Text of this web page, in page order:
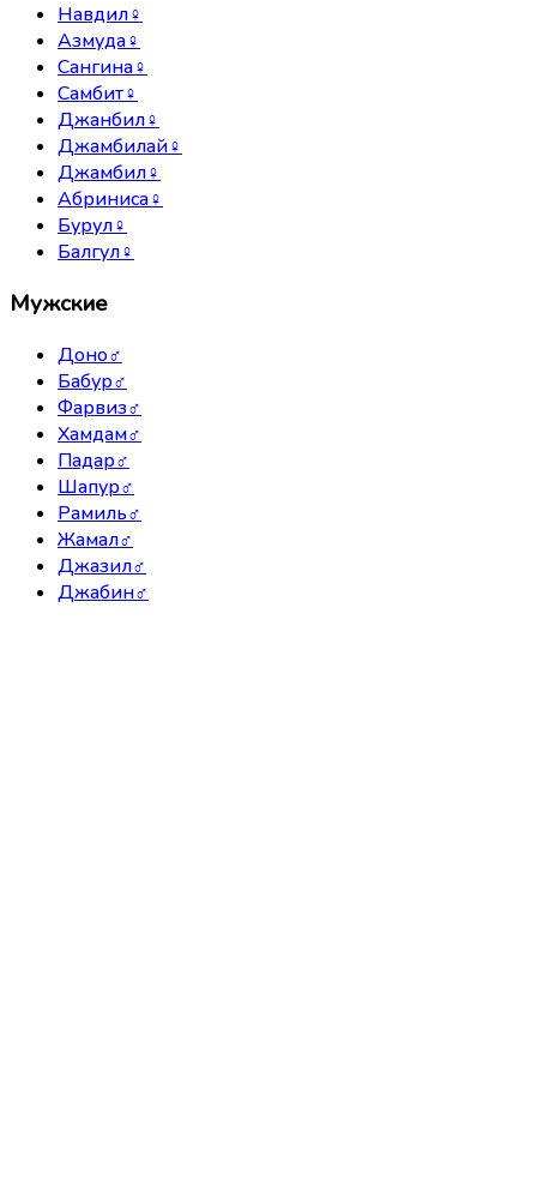
Навдил♀
Азмуда♀
Сангина♀
Самбит♀
Джанбил♀
Джамбилай♀
Джамбил♀
Абриниса♀
Бурул♀
Балгул♀
Мужские
Доно♂
Бабур♂
Фарвиз♂
Хамдам♂
Падар♂
Шапур♂
Рамиль♂
Жамал♂
Джазил♂
Джабин♂